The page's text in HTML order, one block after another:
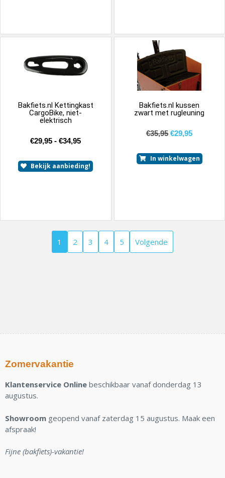
Bakfiets.nl Kettingkast
CargoBike, niet-
elektrisch
€29,95 - €34,95
Bekijk aanbieding!
Bakfiets.nl kussen
zwart met rugleuning
€35,95 €29,95
In winkelwagen
1 2 3 4 5 Volgende
Zomervakantie
Klantenservice Online beschikbaar vanaf donderdag 13
augustus.
Showroom geopend vanaf zaterdag 15 augustus. Maak een
afspraak!
Fijne (bakfiets)-vakantie!